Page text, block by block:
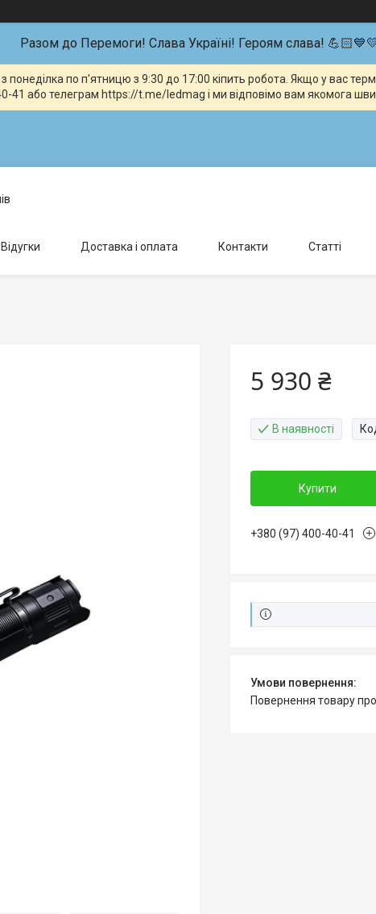
Разом до Перемоги! Слава Україні! Героям слава!
по п'ятницю з 9:30 до 17:00 кіпить робота. Якщо у вас
41 або телеграм https://t.me/ledmag і ми відповімо вам якомога
Відугки Доставка і оплата Контакти Статті
5 930 ₴
В наявності
Купити
+380 (97) 400-40-41
повернення товару